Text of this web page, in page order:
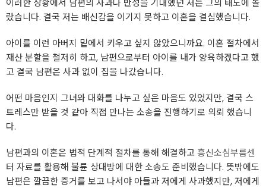
이러한 상황에서 남편의 사과나 반성을 기대했던 저는 그의 태도에 놀
랐습니다. 결국 저는 배신감을 이기지 못하고 이혼을 결심했습니다.
아이를 이런 아버지 밑에서 키우고 싶지 않았으니까요. 이혼 절차에서
재산 분할을 철저히 하고, 남편으로부터 아이를 내가 양육하겠다고 했
고 결국 남편은 사과 없이 집을 나갔습니다.
어떤 마음인지 그녀와 대화를 나누고 싶은 마음도 있었지만, 결국 스
트레스만 받을 것 같아 직접 만나는 소송을 진행하기로 의뢰 했습니
다.
남편과의 이혼은 법적 단계적 절차를 통해 해결하고흥신소심부름센
터 자료를 활용해 불륜 상대방에 대한 소송도 준비했습니다. 뜻밖에도
남편은 깔끔한 증거를 보고 나서야 아들과 저에게 사과했지만, 저에게